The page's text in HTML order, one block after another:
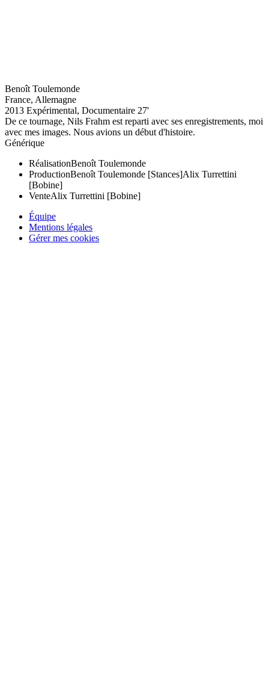
Benoît Toulemonde
France, Allemagne
2013 Expérimental, Documentaire 27'
De ce tournage, Nils Frahm est reparti avec ses enregistrements, moi
avec mes images. Nous avions un début d'histoire.
Générique
RéalisationBenoît Toulemonde
ProductionBenoît Toulemonde [Stances]Alix Turrettini
[Bobine]
VenteAlix Turrettini [Bobine]
Équipe
Mentions légales
Gérer mes cookies